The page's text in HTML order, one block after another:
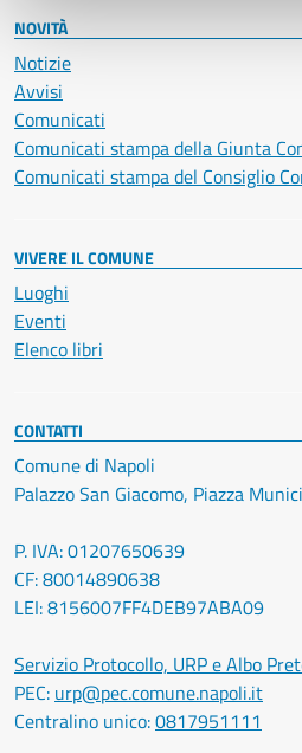
NOVITÀ
Notizie
Avvisi
Comunicati
Comunicati stampa della Giunta
Comunicati stampa del Consiglio
VIVERE IL COMUNE
Luoghi
Eventi
Elenco libri
CONTATTI
Comune di Napoli
Palazzo San Giacomo, Piazza
P. IVA: 01207650639
CF: 80014890638
LEI: 8156007FF4DEB97ABA09
Servizio Protocollo, URP e Albo
PEC: urp@pec.comune.napoli.it
Centralino unico:0817951111